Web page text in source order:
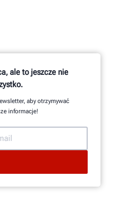
inżynierów
elektryków oraz
ŚRODKA
ale to jeszcze nie
aby otrzymywać
informacje!